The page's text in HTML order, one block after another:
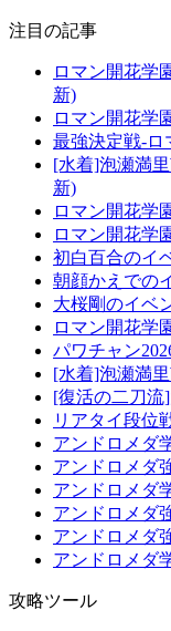
注目の記事
ロマン開花学
新)
ロマン開花学
最強決定戦-ロ
[水着]泡瀬満
新)
ロマン開花学
ロマン開花学
初白百合のイ
朝顔かえでの
大桜剛のイベ
ロマン開花学
パワチャン
[水着]泡瀬満
[復活の二刀流
リアタイ段位
アンドロメダ
アンドロメダ
アンドロメダ
アンドロメダ
アンドロメダ
アンドロメダ
攻略ツール